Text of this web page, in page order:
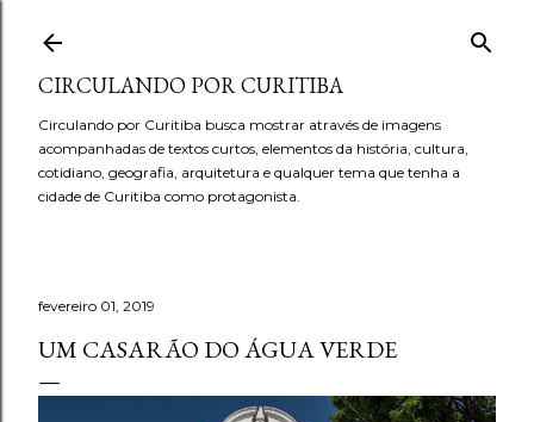
CIRCULANDO POR CURITIBA
Circulando por Curitiba busca mostrar através de imagens
acompanhadas de textos curtos, elementos da história, cultura,
cotidiano, geografia, arquitetura e qualquer tema que tenha a
cidade de Curitiba como protagonista.
fevereiro 01, 2019
UM CASARÃO DO ÁGUA VERDE